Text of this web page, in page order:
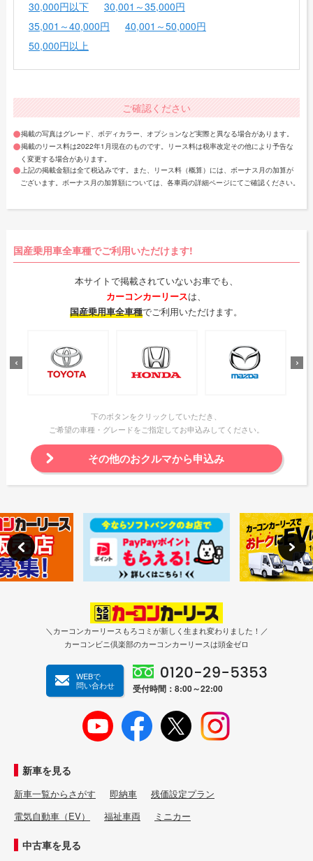
30,000円以下
30,001～35,000円
35,001～40,000円
40,001～50,000円
50,000円以上
ご確認ください
掲載の写真はグレード、ボディカラー、オプションなど実際と異なる場合があります。
掲載のリース料は2022年1月現在のものです。リース料は税率改定その他により予告な
く変更する場合があります。
上記の掲載金額は全て税込みです。また、リース料（概算）には、ボーナス月の加算が
ございます。ボーナス月の加算額については、各車両の詳細ページにてご確認ください。
国産乗用車全車種でご利用いただけます!
本サイトで掲載されていないお車でも、
カーコンカーリースは、
国産乗用車全車種でご利用いただけます。
下のボタンをクリックしていただき、
ご希望の車種・グレードをご指定してお申込みしてください。
その他のおクルマから申込み
＼カーコンカーリースもろコミが新しく生まれ変わりました！／
カーコンビニ倶楽部のカーコンカーリースは頭金ゼロ
WEBで
問い合わせ
受付時間：8:00～22:00
新車を見る
新車一覧からさがす 即納車
残価設定プラン
電気自動車（EV）
福祉車両 ミニカー
中古車を見る